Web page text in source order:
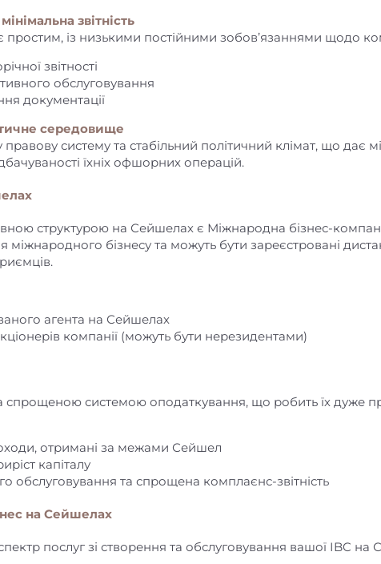
звітність
простим, із низькими постійними зобов’язаннями щодо
звітності
обслуговування
документації
середовище
систему та стабільний політичний клімат, що дає
їхніх офшорних операцій.
структурою на Сейшелах є Міжнародна бізнес-
бізнесу та можуть бути зареєстровані
агента на Сейшелах
компанії (можуть бути нерезидентами)
системою оподаткування, що робить їх дуже
отримані за межами Сейшел
капіталу
обслуговування та спрощена комплаєнс-звітність
на Сейшелах
послуг зі створення та обслуговування вашої IBC на